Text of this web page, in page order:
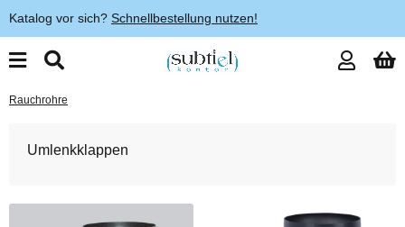
Katalog vor sich? Schnellbestellung nutzen!
Rauchrohre
Umlenkklappen